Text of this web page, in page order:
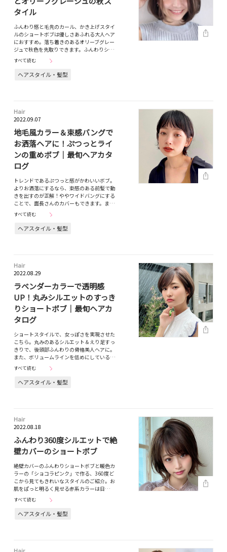
タイル
ふんわり感と毛先のカール、かき上げスタイ
ルのショートボブは優しさあふれる大人ヘア
におすすめ。落ち着きのあるオリーブグレー
ジュで秋色を先取りできます。ふんわりシ…
すべて読む
ヘアスタイル・髪型
Hair
2022.09.07
地毛風カラー＆束感バングで
お洒落ヘアに！ぷつっとライ
ンの重めボブ｜最旬ヘアカタ
ログ
トレンドであるぷつっと感がかわいいボブ。
よりお洒落にするなら、束感のある前髪で動
きを出すのが正解！ややワイドバングにする
ことで、面長さんのカバーもできます。ま…
すべて読む
ヘアスタイル・髪型
Hair
2022.08.29
ラベンダーカラーで透明感
UP！丸みシルエットのすっき
りショートボブ｜最旬ヘアカ
タログ
ショートスタイルで、女っぽさを実現させた
こちら。丸みのあるシルエット＆えり足すっ
きりで、後頭部ふんわりの骨格美人ヘアに。
また、ボリュームラインを低めにしている…
すべて読む
ヘアスタイル・髪型
Hair
2022.08.18
ふんわり360度シルエットで絶
壁カバーのショートボブ
絶壁カバーのふんわりショートボブと暖色カ
ラーの「ショコラピンク」で作る、360度ど
こから見てもきれいなスタイルのご紹介。お
肌をぱっと明るく見せる赤系カラーは日…
すべて読む
ヘアスタイル・髪型